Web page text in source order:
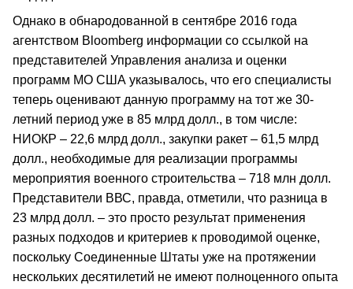
Однако в обнародованной в сентябре 2016 года
агентством Bloomberg информации со ссылкой на
представителей Управления анализа и оценки
программ МО США указывалось, что его специалисты
теперь оценивают данную программу на тот же 30-
летний период уже в 85 млрд долл., в том числе:
НИОКР – 22,6 млрд долл., закупки ракет – 61,5 млрд
долл., необходимые для реализации программы
мероприятия военного строительства – 718 млн долл.
Представители ВВС, правда, отметили, что разница в
23 млрд долл. – это просто результат применения
разных подходов и критериев к проводимой оценке,
поскольку Соединенные Штаты уже на протяжении
нескольких десятилетий не имеют полноценного опыта